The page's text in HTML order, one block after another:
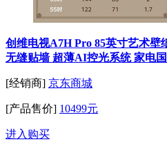
创维电视A7H Pro 85英寸艺术壁
无缝贴墙 超薄AI控光系统 家电
[经销商] 京东商城
[产品售价] 10499元
进入购买